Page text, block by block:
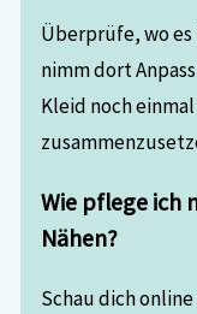
Überprüfe, wo
nimm dort
Kleid noch
Wie pflege ich
Nähen?
Schau dich